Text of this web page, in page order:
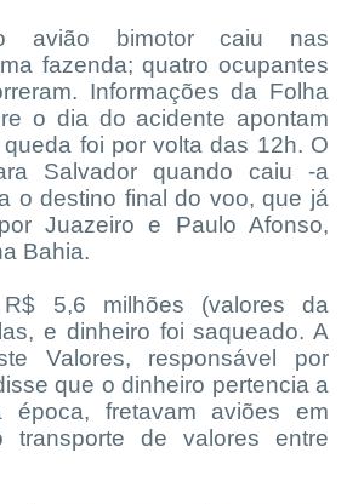
avião bimotor caiu nas
fazenda; quatro ocupantes
Informações da Folha
o dia do acidente apontam
foi por volta das 12h. O
Salvador quando caiu -a
o destino final do voo, que já
Juazeiro e Paulo Afonso,
Bahia.
5,6 milhões (valores da
e dinheiro foi saqueado. A
Valores, responsável por
que o dinheiro pertencia a
época, fretavam aviões em
transporte de valores entre